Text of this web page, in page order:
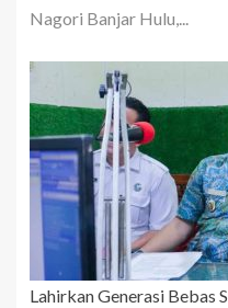
Nagori Banjar Hulu,...
Lahirkan Generasi Bebas